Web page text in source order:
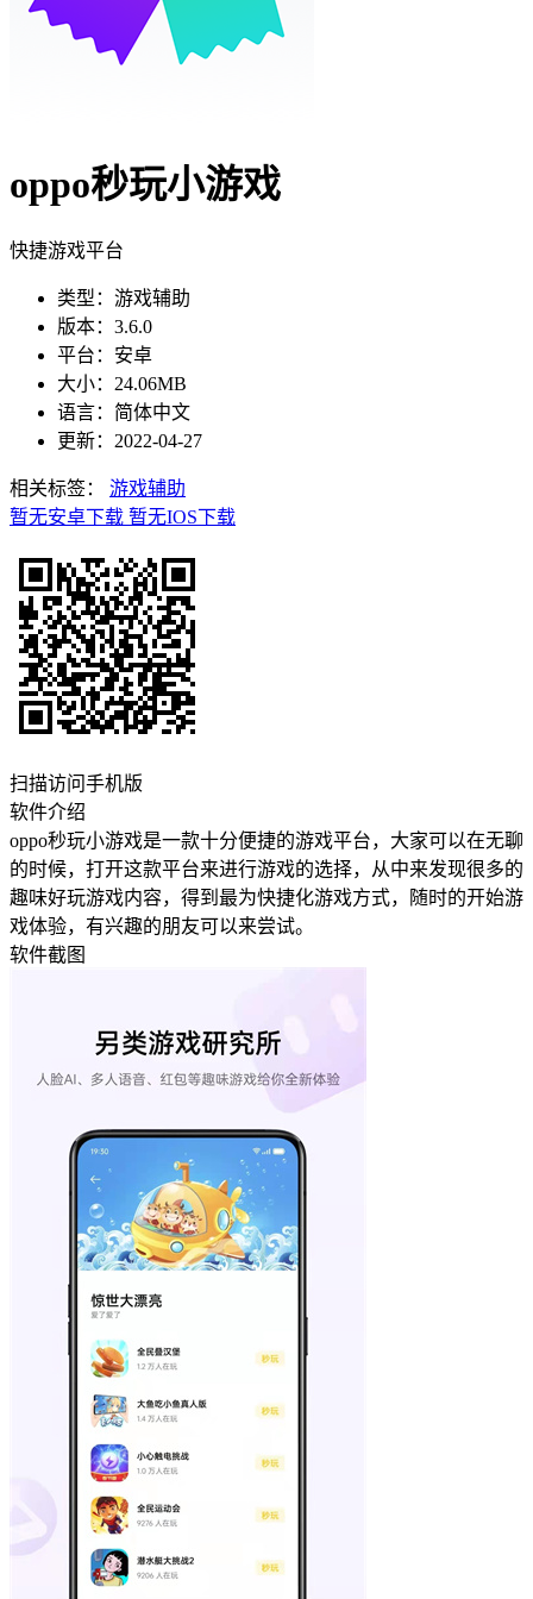
oppo秒玩小游戏
快捷游戏平台
类型：游戏辅助
版本：3.6.0
平台：安卓
大小：24.06MB
语言：简体中文
更新：2022-04-27
相关标签：
游戏辅助
暂无安卓下载 暂无IOS下载
扫描访问手机版
软件介绍
oppo秒玩小游戏是一款十分便捷的游戏平台，大家可以在无聊
的时候，打开这款平台来进行游戏的选择，从中来发现很多的
趣味好玩游戏内容，得到最为快捷化游戏方式，随时的开始游
戏体验，有兴趣的朋友可以来尝试。
软件截图